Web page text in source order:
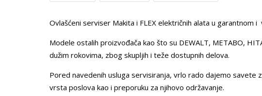
Ovlašćeni serviser Makita i FLEX električnih alata u garantnom
Modele ostalih proizvođača kao što su DEWALT, METABO,
dužim rokovima, zbog skupljih i teže dostupnih delova.
Pored navedenih usluga servisiranja, vrlo rado dajemo
vrsta poslova kao i preporuku za njihovo održavanje.